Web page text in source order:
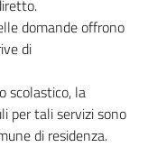
domande offrono
di
scolastico, la
per tali servizi sono
di residenza.